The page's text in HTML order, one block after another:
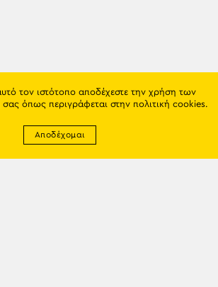
τον ιστότοπο αποδέχεστε την χρήση των
όπως περιγράφεται στην πολιτική cookies.
Αποδέχομαι